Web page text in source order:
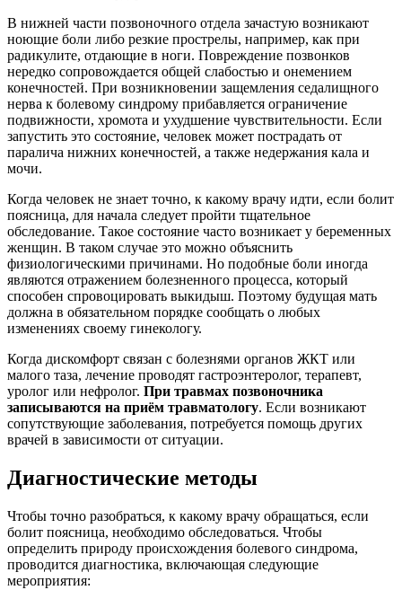
В нижней части позвоночного отдела зачастую возникают
ноющие боли либо резкие прострелы, например, как при
радикулите, отдающие в ноги. Повреждение позвонков
нередко сопровождается общей слабостью и онемением
конечностей. При возникновении защемления седалищного
нерва к болевому синдрому прибавляется ограничение
подвижности, хромота и ухудшение чувствительности. Если
запустить это состояние, человек может пострадать от
паралича нижних конечностей, а также недержания кала и
мочи.
Когда человек не знает точно, к какому врачу идти, если болит
поясница, для начала следует пройти тщательное
обследование. Такое состояние часто возникает у беременных
женщин. В таком случае это можно объяснить
физиологическими причинами. Но подобные боли иногда
являются отражением болезненного процесса, который
способен спровоцировать выкидыш. Поэтому будущая мать
должна в обязательном порядке сообщать о любых
изменениях своему гинекологу.
Когда дискомфорт связан с болезнями органов ЖКТ или
малого таза, лечение проводят гастроэнтеролог, терапевт,
уролог или нефролог. При травмах позвоночника
записываются на приём травматологу. Если возникают
сопутствующие заболевания, потребуется помощь других
врачей в зависимости от ситуации.
Диагностические методы
Чтобы точно разобраться, к какому врачу обращаться, если
болит поясница, необходимо обследоваться. Чтобы
определить природу происхождения болевого синдрома,
проводится диагностика, включающая следующие
мероприятия: